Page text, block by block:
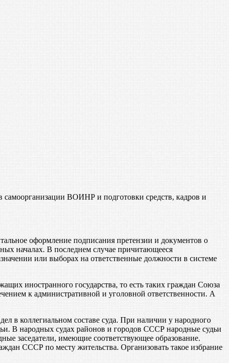
самоорганизации ВОИНР и подготовки средств, кадров и
оформление подписания претензии и документов о
началах. В последнем случае причитающееся
или выборах на ответственные должности в системе
иностранного государства, то есть таких граждан Союза
к административной и уголовной ответственности. А
в коллегиальном составе суда. При наличии у народного
В народных судах районов и городов СССР народные судьи
заседатели, имеющие соответствующее образование.
СССР по месту жительства. Организовать такое избрание